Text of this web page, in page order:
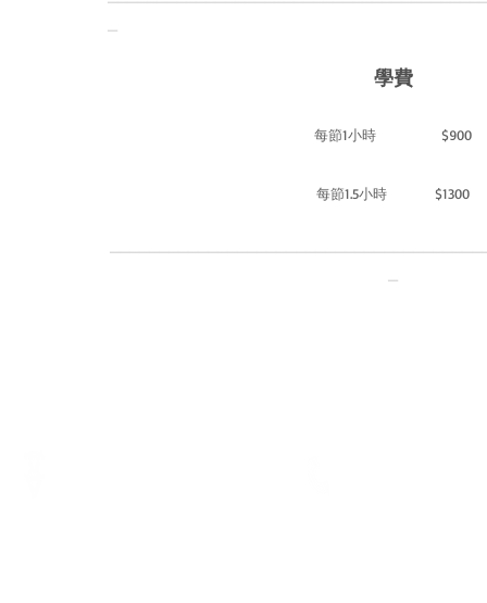
學費
每節1小時 $900
每節1.5小時 $1300